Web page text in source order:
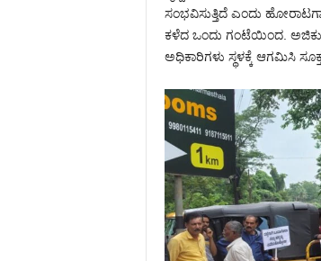
ಸಂಭವಿಸುತ್ತಿದೆ ಎಂದು
ಕಳೆದ ಒಂದು ಗಂಟೆಯಿಂದ.
ಅಧಿಕಾರಿಗಳು ಸ್ಥಳಕ್ಕೆ ಆಗಮಿಸಿ